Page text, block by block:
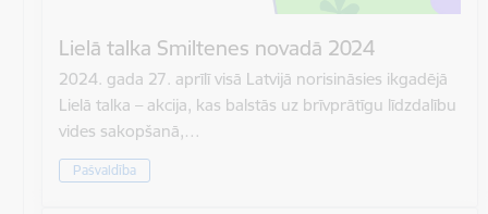
Lielā talka Smiltenes novadā 2024
2024. gada 27. aprīlī visā Latvijā norisināsies ikgadējā
Lielā talka – akcija, kas balstās uz brīvprātīgu līdzdalību
vides sakopšanā,…
Pašvaldība